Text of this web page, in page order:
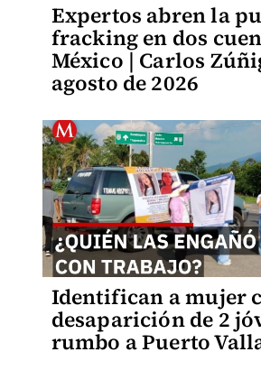
Expertos abren la
fracking en dos
México | Carlos
agosto de 2026
Identifican a mujer
desaparición de 2
rumbo a Puerto